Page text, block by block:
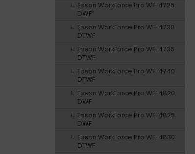
Epson WorkForce Pro WF-4725
DWF
Epson WorkForce Pro WF-4730
DTWF
Epson WorkForce Pro WF-4735
DTWF
Epson WorkForce Pro WF-4740
DTWF
Epson WorkForce Pro WF-4820
DWF
Epson WorkForce Pro WF-4825
DWF
Epson WorkForce Pro WF-4830
DTWF